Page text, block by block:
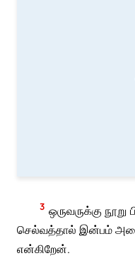
3 ஒருவருக்கு
செல்வத்தால் இன்பம்
என்கிறேன்.